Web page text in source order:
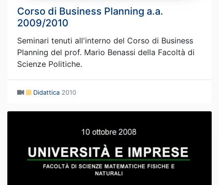
Corso di Business Planning a.a.
2009/2010
Seminari tenuti all'interno del Corso di Business
Planning del prof. Mario Benassi della Facoltà di
Scienze Politiche.
Didattica 2010